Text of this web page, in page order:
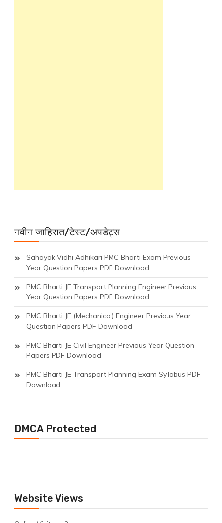
नवीन जाहिरात/टेस्ट/अपडेट्स
Sahayak Vidhi Adhikari PMC Bharti Exam Previous
Year Question Papers PDF Download
PMC Bharti JE Transport Planning Engineer Previous
Year Question Papers PDF Download
PMC Bharti JE (Mechanical) Engineer Previous Year
Question Papers PDF Download
PMC Bharti JE Civil Engineer Previous Year Question
Papers PDF Download
PMC Bharti JE Transport Planning Exam Syllabus PDF
Download
DMCA Protected
Website Views